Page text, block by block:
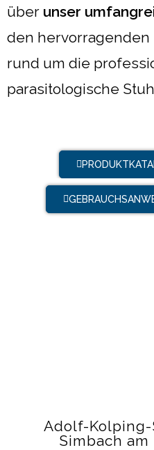
über unser
den
rund um die
parasitologische
Adolf-Kolping-
Simbach